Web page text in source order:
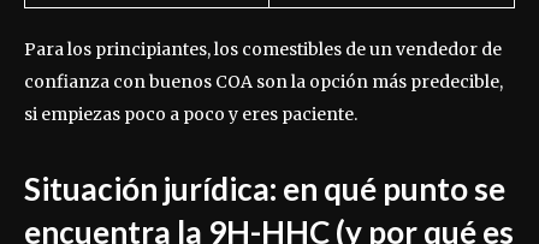
Para los principiantes, los comestibles de un vendedor de
confianza con buenos COA son la opción más predecible,
si empiezas poco a poco y eres paciente.
Situación jurídica: en qué punto se
encuentra la 9H-HHC (y por qué es